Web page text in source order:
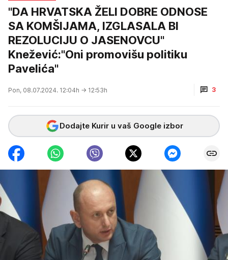
"DA HRVATSKA ŽELI DOBRE ODNOSE
SA KOMŠIJAMA, IZGLASALA BI
REZOLUCIJU O JASENOVCU"
Knežević:"Oni promovišu politiku
Pavelića"
Pon, 08.07.2024. 12:04h → 12:53h 3
Dodajte Kurir u vaš Google izbor